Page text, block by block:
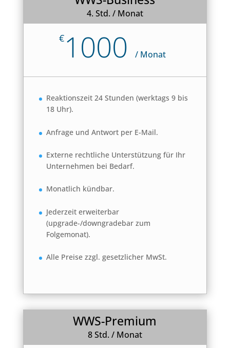
4. Std. / Monat
€1000 /Monat
Reaktionszeit 24 Stunden (werktags 9 bis
18 Uhr).
Anfrage und Antwort per E-Mail.
Externe rechtliche Unterstützung für Ihr
Unternehmen bei Bedarf.
Monatlich kündbar.
Jederzeit erweiterbar
(upgrade-/downgradebar zum
Folgemonat).
Alle Preise zzgl. gesetzlicher MwSt.
WWS-Premium
8 Std. / Monat